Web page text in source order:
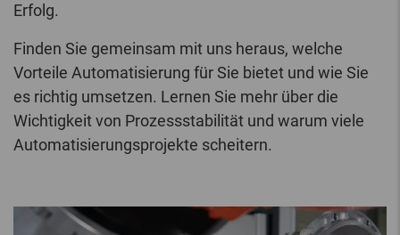
Erfolg.
Finden Sie gemeinsam mit uns heraus, welche
Vorteile Automatisierung für Sie bietet und wie Sie
es richtig umsetzen. Lernen Sie mehr über die
Wichtigkeit von Prozessstabilität und warum viele
Automatisierungsprojekte scheitern.